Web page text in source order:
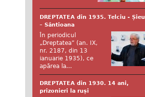
DREPTATEA din 1935. Telciu - Șieu
– Sântioana
În periodicul
„Dreptatea” (an. IX,
nr. 2187, din 13
ianuarie 1935), ce
apărea la...
DREPTATEA din 1930. 14 ani,
prizonieri la ruși